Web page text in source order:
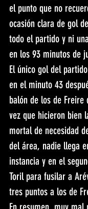
el punto que no
ocasión clara de gol
todo el partido y ni
en los 93 minutos de
El único gol del
en el minuto 43
balón de los de Freire
vez que hicieron bien
mortal de necesidad
del área, nadie llega
instancia y en el
Toril para fusilar a
tres puntos a los de